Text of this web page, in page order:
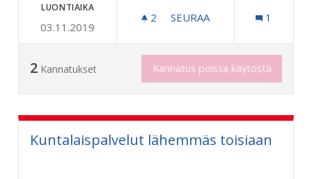
LUONTIAIKA
03.11.2019
2 2 SEURAAJAA
SEURAA 1
2 Kannatukset Kannatus poissa käytöstä
Kuntalaispalvelut lähemmäs toisiaan